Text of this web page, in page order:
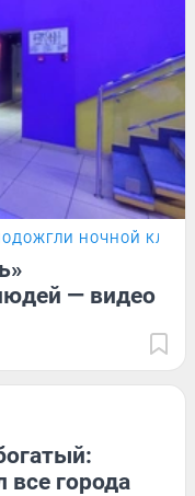
НОЧНОЙ КЛУБ
— видео
все города